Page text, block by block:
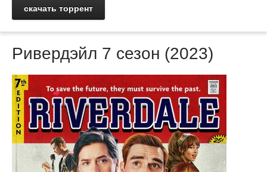
скачать торрент
Ривердэйл 7 сезон (2023)